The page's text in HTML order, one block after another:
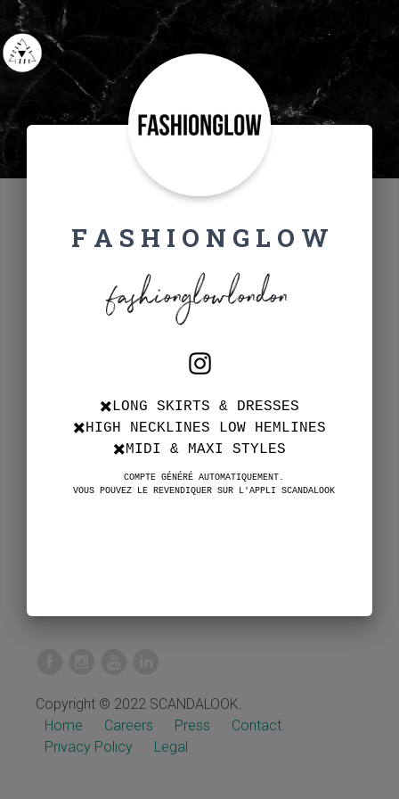
F A S H I O N G L O W
fashionglowlondon
✖️LONG SKIRTS & DRESSES
✖️HIGH NECKLINES LOW HEMLINES
✖️MIDI & MAXI STYLES
COMPTE GÉNÉRÉ AUTOMATIQUEMENT.
VOUS POUVEZ LE REVENDIQUER SUR L'APPLI SCANDALOOK
Copyright © 2022 SCANDALOOK.
Home
Careers Press
Contact
Privacy Policy
Legal